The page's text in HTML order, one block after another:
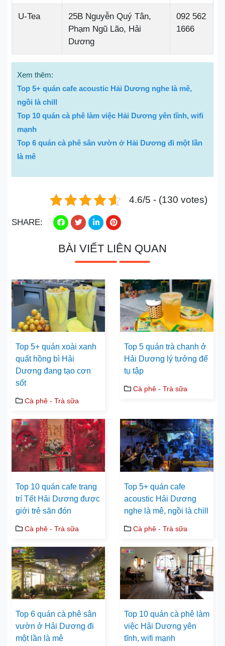
U-Tea
25B Nguyễn Quý Tân,
Phạm Ngũ Lão, Hải
Dương
092 562
1666
Xem thêm:
Top 5+ quán cafe acoustic Hải Dương nghe là mê,
ngồi là chill
Top 10 quán cà phê làm việc Hải Dương yên tĩnh, wifi
mạnh
Top 6 quán cà phê sân vườn ở Hải Dương đi một lần
là mê
4.6/5 - (130 votes)
SHARE:
BÀI VIẾT LIÊN QUAN
Top 5+ quán xoài xanh
quất hồng bì Hải
Dương đang tạo cơn
sốt
Cà phê - Trà sữa
Top 5 quán trà chanh ở
Hải Dương lý tưởng để
tụ tập
Cà phê - Trà sữa
Top 10 quán cafe trang
trí Tết Hải Dương được
giới trẻ săn đón
Cà phê - Trà sữa
Top 5+ quán cafe
acoustic Hải Dương
nghe là mê, ngồi là chill
Cà phê - Trà sữa
Top 6 quán cà phê sân
vườn ở Hải Dương đi
một lần là mê
Top 10 quán cà phê làm
việc Hải Dương yên
tĩnh, wifi mạnh